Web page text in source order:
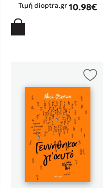
Freida McFadden
Κατρίνα Τσάνταλη
Teo Benedetti
Τζένη Κουτσοδημητροπούλου
Emily Henry
Ali Hazelwood
Cori Doerrfeld
Pierdomenico Baccalario
Δανάη Ιμπραχήμ
Τιμή dioptra.gr10.98€